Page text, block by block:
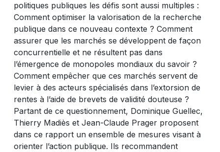
politiques publiques les défis sont aussi multiples :
Comment optimiser la valorisation de la recherche
publique dans ce nouveau contexte ? Comment
assurer que les marchés se développent de façon
concurrentielle et ne résultent pas dans
l’émergence de monopoles mondiaux du savoir ?
Comment empêcher que ces marchés servent de
levier à des acteurs spécialisés dans l’extorsion de
rentes à l’aide de brevets de validité douteuse ?
Partant de ce questionnement, Dominique Guellec,
Thierry Madiès et Jean-Claude Prager proposent
dans ce rapport un ensemble de mesures visant à
orienter l’action publique. Ils recommandent